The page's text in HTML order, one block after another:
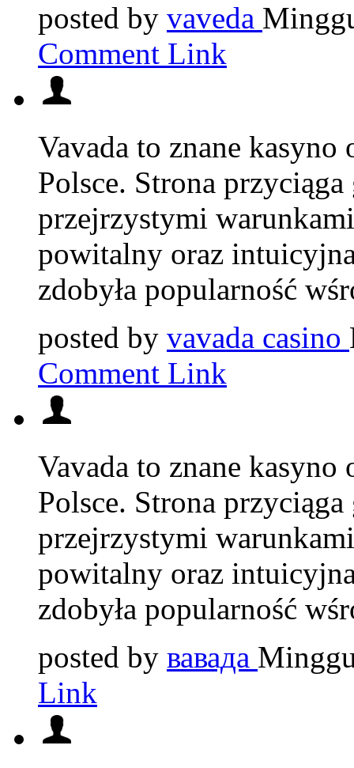
posted by vaveda
Comment Link
Vavada to znane
Polsce. Strona
przejrzystymi
powitalny oraz
zdobyła popularność
posted by vavada casino
Comment Link
Vavada to znane
Polsce. Strona
przejrzystymi
powitalny oraz
zdobyła popularność
posted by вавада
Link